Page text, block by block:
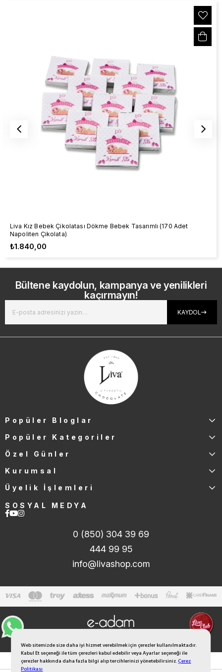
Web sitemizde size daha iyi hizmet verebilmek için çerezler kullanılmaktadır.
Kabul Et seçeneği ile tüm çerezleri kabul edebilir veya Ayarlar seçeneği ile
çerezler hakkında daha fazla bilgi alıp tercihlerinizi yönetebilirsiniz.Çerez
Politikası
Liva Kız Bebek Çikolatası Dökme Bebek Tasarımlı (170 Adet
Napoliten Çikolata)
₺1.840,00
Bültene kaydolun, kampanya ve yenilikleri
kaçırmayın!
KAYDOL
Popüler Bloglar
Popüler Kategoriler
Özel Günler
Kurumsal
Üyelik İşlemleri
SOSYAL MEDYA
0 (850) 304 39 69
444 99 95
info@livashop.com